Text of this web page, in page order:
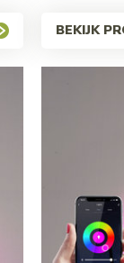
BEKIJK